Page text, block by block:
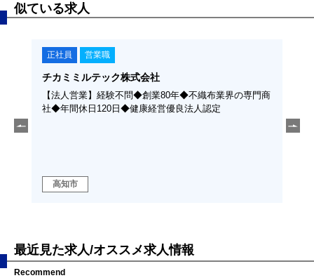
似ている求人
正社員 営業職
チカミミルテック株式会社
【法人営業】経験不問◆創業80年◆不織布業界の専門商
社◆年間休日120日◆健康経営優良法人認定
高知市
を解
最近見た求人/オススメ求人情報
Recommend